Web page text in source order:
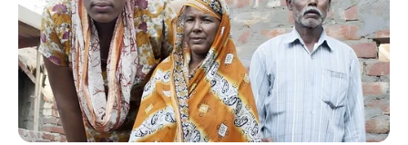
COMUNA 8 DE IBAGUÉ
La psicóloga que sueña
con ser líder cultural que
representa a la Comuna
Ocho